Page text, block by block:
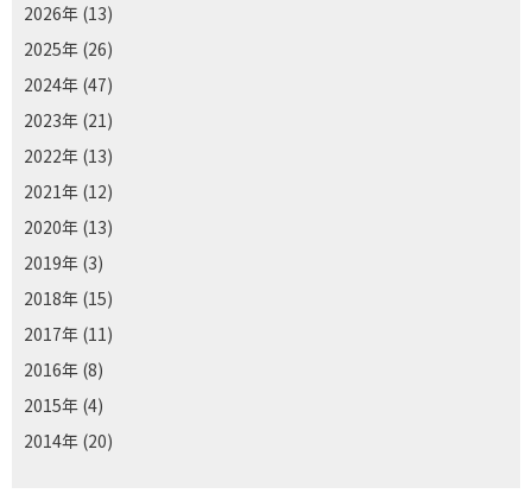
2026年 (13)
2025年 (26)
2024年 (47)
2023年 (21)
2022年 (13)
2021年 (12)
2020年 (13)
2019年 (3)
2018年 (15)
2017年 (11)
2016年 (8)
2015年 (4)
2014年 (20)